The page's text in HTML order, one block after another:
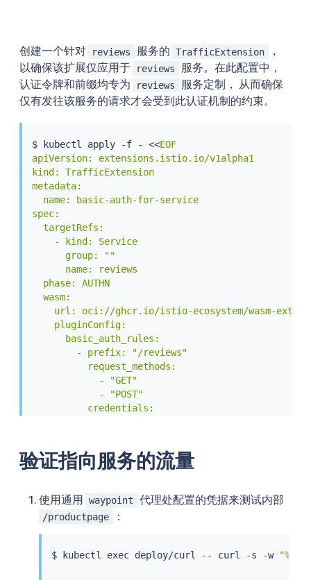
创建一个针对 reviews 服务的 TrafficExtension
，
以确保该扩展仅应用于
reviews
服务。在此配置中，
认证令牌和前缀均专为
reviews
服务定制， 从而确保
仅有发往该服务的请求才会受到此认证机制的约束。
$ kubectl apply -f - <<EOF
apiVersion: extensions.istio.io/v1alpha1
kind: TrafficExtension
metadata:
  name: basic-auth-for-service
spec:
  targetRefs:
    - kind: Service
      group: ""
      name: reviews
  phase: AUTHN
  wasm:
url: oci://ghcr.io/istio-ecosystem/wasm-
    pluginConfig:
      basic_auth_rules:
        - prefix: "/reviews"
          request_methods:
            - "GET"
            - "POST"
          credentials:
EOF
验证指向服务的流量
使用通用 waypoint 代理处配置的凭据来测试内部
/productpage ：
$ kubectl exec deploy/curl -- curl -s -w